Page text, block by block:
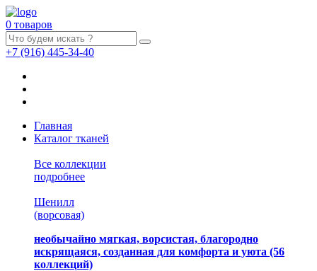
0 товаров
+7 (916) 445-34-40
Главная
Каталог тканей
Все коллекции
подробнее
Шенилл
(ворсовая)
необычайно мягкая, ворсистая, благородно
искрящаяся, созданная для комфорта и уюта (56
коллекций)